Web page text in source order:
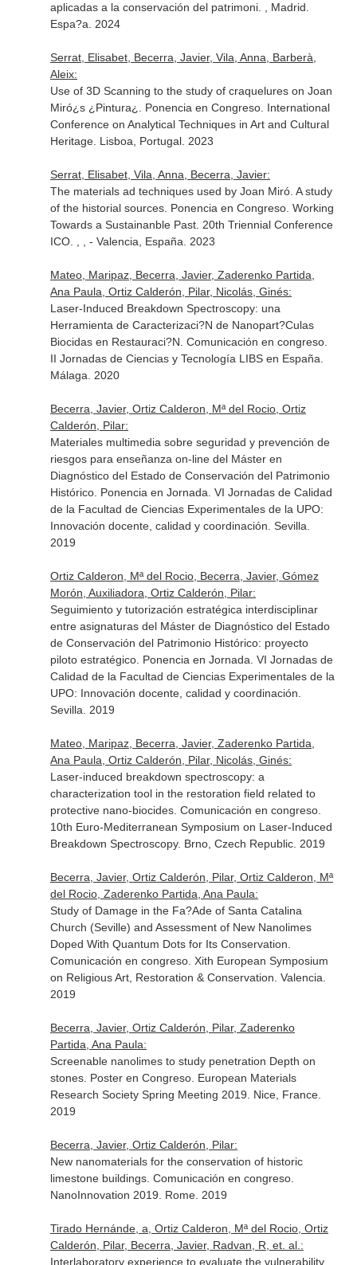
aplicadas a la conservación del patrimoni. , Madrid.
Espa?a. 2024
Serrat, Elisabet, Becerra, Javier, Vila, Anna, Barberà,
Aleix:
Use of 3D Scanning to the study of craquelures on Joan
Miró¿s ¿Pintura¿. Ponencia en Congreso. International
Conference on Analytical Techniques in Art and Cultural
Heritage. Lisboa, Portugal. 2023
Serrat, Elisabet, Vila, Anna, Becerra, Javier:
The materials ad techniques used by Joan Miró. A study
of the historial sources. Ponencia en Congreso. Working
Towards a Sustainanble Past. 20th Triennial Conference
ICO. , , - Valencia, España. 2023
Mateo, Maripaz, Becerra, Javier, Zaderenko Partida,
Ana Paula, Ortiz Calderón, Pilar, Nicolás, Ginés:
Laser-Induced Breakdown Spectroscopy: una
Herramienta de Caracterizaci?N de Nanopart?Culas
Biocidas en Restauraci?N. Comunicación en congreso.
II Jornadas de Ciencias y Tecnología LIBS en España.
Málaga. 2020
Becerra, Javier, Ortiz Calderon, Mª del Rocio, Ortiz
Calderón, Pilar:
Materiales multimedia sobre seguridad y prevención de
riesgos para enseñanza on-line del Máster en
Diagnóstico del Estado de Conservación del Patrimonio
Histórico. Ponencia en Jornada. VI Jornadas de Calidad
de la Facultad de Ciencias Experimentales de la UPO:
Innovación docente, calidad y coordinación. Sevilla.
2019
Ortiz Calderon, Mª del Rocio, Becerra, Javier, Gómez
Morón, Auxiliadora, Ortiz Calderón, Pilar:
Seguimiento y tutorización estratégica interdisciplinar
entre asignaturas del Máster de Diagnóstico del Estado
de Conservación del Patrimonio Histórico: proyecto
piloto estratégico. Ponencia en Jornada. VI Jornadas de
Calidad de la Facultad de Ciencias Experimentales de la
UPO: Innovación docente, calidad y coordinación.
Sevilla. 2019
Mateo, Maripaz, Becerra, Javier, Zaderenko Partida,
Ana Paula, Ortiz Calderón, Pilar, Nicolás, Ginés:
Laser-induced breakdown spectroscopy: a
characterization tool in the restoration field related to
protective nano-biocides. Comunicación en congreso.
10th Euro-Mediterranean Symposium on Laser-Induced
Breakdown Spectroscopy. Brno, Czech Republic. 2019
Becerra, Javier, Ortiz Calderón, Pilar, Ortiz Calderon, Mª
del Rocio, Zaderenko Partida, Ana Paula:
Study of Damage in the Fa?Ade of Santa Catalina
Church (Seville) and Assessment of New Nanolimes
Doped With Quantum Dots for Its Conservation.
Comunicación en congreso. Xith European Symposium
on Religious Art, Restoration & Conservation. Valencia.
2019
Becerra, Javier, Ortiz Calderón, Pilar, Zaderenko
Partida, Ana Paula:
Screenable nanolimes to study penetration Depth on
stones. Poster en Congreso. European Materials
Research Society Spring Meeting 2019. Nice, France.
2019
Becerra, Javier, Ortiz Calderón, Pilar:
New nanomaterials for the conservation of historic
limestone buildings. Comunicación en congreso.
NanoInnovation 2019. Rome. 2019
Tirado Hernánde, a, Ortiz Calderon, Mª del Rocio, Ortiz
Calderón, Pilar, Becerra, Javier, Radvan, R, et. al.:
Interlaboratory experience to evaluate the vulnerability